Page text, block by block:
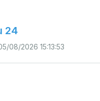
24
08/2026 15:13:53